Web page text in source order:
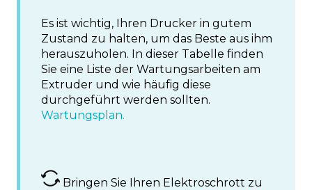
Es ist wichtig, Ihren Drucker in gutem
Zustand zu halten, um das Beste aus ihm
herauszuholen. In dieser Tabelle finden
Sie eine Liste der Wartungsarbeiten am
Extruder und wie häufig diese
durchgeführt werden sollten.
Wartungsplan.
Bringen Sie Ihren Elektroschrott zu